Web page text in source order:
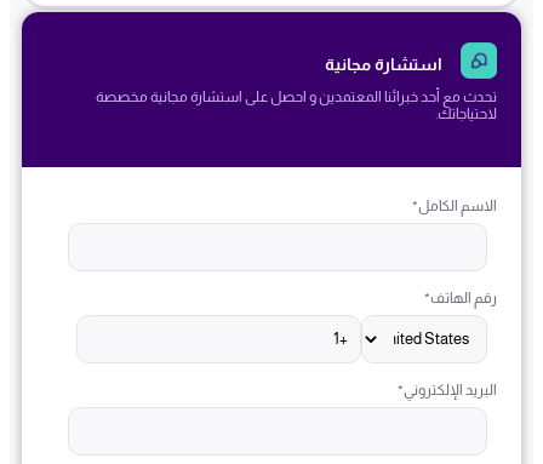
استشارة مجانية
تحدث مع أحد خبرائنا المعتمدين و احصل على استشارة مجانية مخصصة
لاحتياجاتك.
الاسم الكامل*
رقم الهاتف*
البريد الإلكتروني*